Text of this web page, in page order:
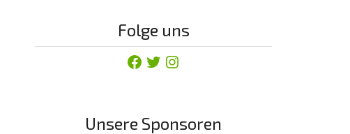
Folge uns
Facebook
TwitterInstagram
Unsere Sponsoren